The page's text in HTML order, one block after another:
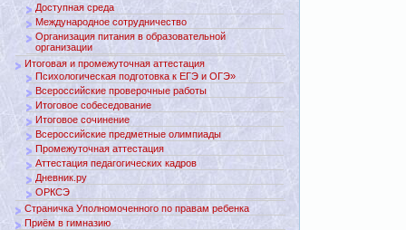
Доступная среда
Международное сотрудничество
Организация питания в образовательной
организации
Итоговая и промежуточная аттестация
Психологическая подготовка к ЕГЭ и ОГЭ»
Всероссийские проверочные работы
Итоговое собеседование
Итоговое сочинение
Всероссийские предметные олимпиады
Промежуточная аттестация
Аттестация педагогических кадров
Дневник.ру
ОРКСЭ
Страничка Уполномоченного по правам ребенка
Приём в гимназию